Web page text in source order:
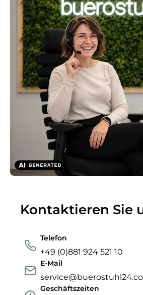
Kontaktieren Sie
Telefon
+49 (0)881 924 521 10
E-Mail
Geschäftszeiten